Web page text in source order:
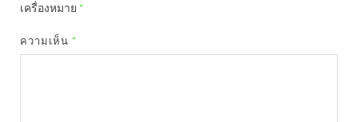
เครื่องหมาย *
ความเห็น *